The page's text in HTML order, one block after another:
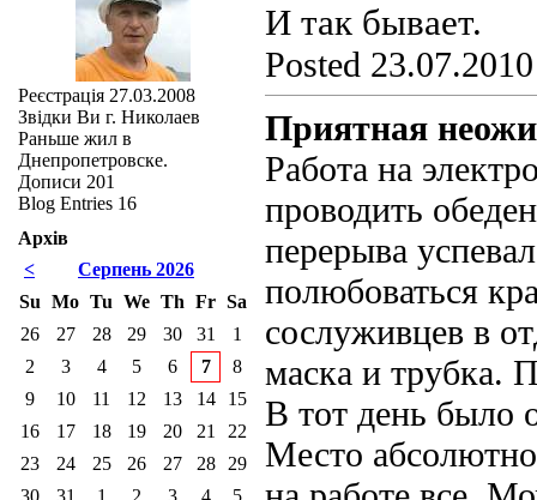
И так бывает.
Posted
Приятная
Работа на
проводить
перерыва
полюбоваться
сослуживцев в
маска и трубка.
В тот день было
Место
Реєстрація 27.03.2008
Звідки Ви г. Николаев
Раньше жил в
Днепропетровске.
Дописи 201
Blog Entries 16
Архів
<
Серпень 2026
Su Mo Tu We Th Fr Sa
26
27 28 29 30 31
1
2
3 4 5 6 7
8
9
10 11 12 13 14
15
16
17 18 19 20 21
22
23
24 25 26 27 28
29
30
31 1 2 3 4
5